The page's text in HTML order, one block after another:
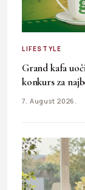
LIFESTYLE
Grand kafa
konkurs za
7. August 2026.